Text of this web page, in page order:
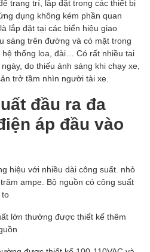
trang trí, lắp đặt trong các thiết bị
dụng không kém phần quan
lắp đặt tại các biển hiệu giao
sáng trên đường và có mặt trong
thống loa, đài… Có rất nhiều tai
do thiếu ánh sáng khi chạy xe,
trở tầm nhìn người tài xe.
đầu ra đa
áp đầu vào
hiệu với nhiều dài công suất. nhỏ
ampe. Bộ nguồn có công suất
to
lớn thường được thiết kế thêm